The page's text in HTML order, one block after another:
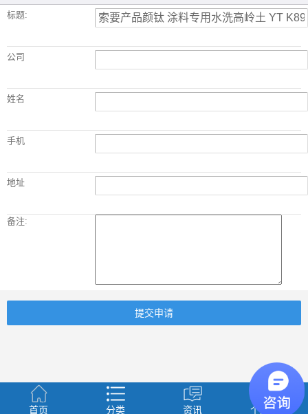
标题:
公司
姓名
手机
地址
备注:
提交申请
首页 分类 资讯 个人中心